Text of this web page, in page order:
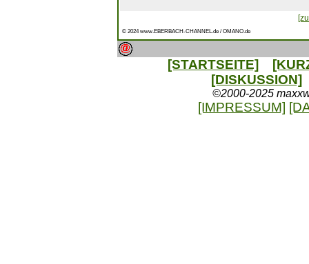
© 2024 www.EBERBACH-CHANNEL.de / OMANO.de
[STARTSEITE]
[DISKUSSION]
©2000-2025
[IMPRESSUM]